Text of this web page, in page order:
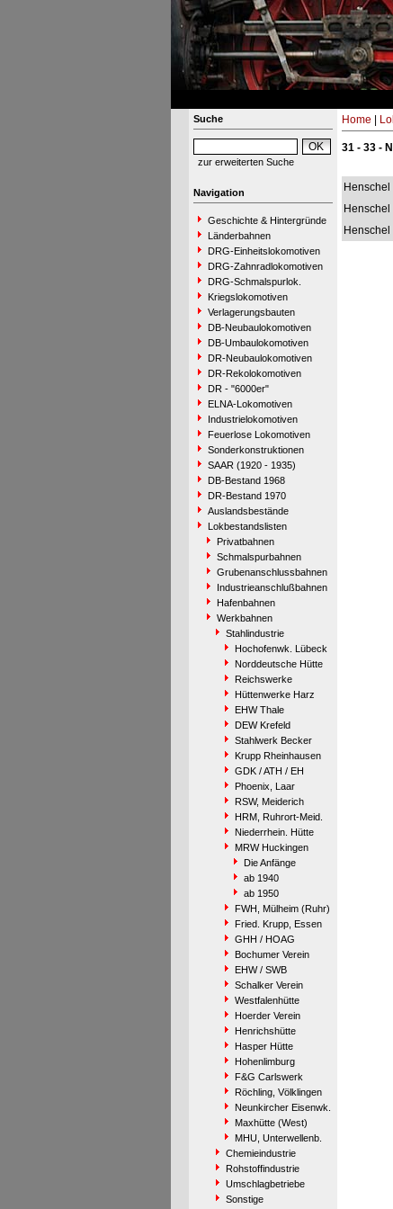
Suche
zur erweiterten Suche
Navigation
Geschichte & Hintergründe
Länderbahnen
DRG-Einheitslokomotiven
DRG-Zahnradlokomotiven
DRG-Schmalspurlok.
Kriegslokomotiven
Verlagerungsbauten
DB-Neubaulokomotiven
DB-Umbaulokomotiven
DR-Neubaulokomotiven
DR-Rekolokomotiven
DR - "6000er"
ELNA-Lokomotiven
Industrielokomotiven
Feuerlose Lokomotiven
Sonderkonstruktionen
SAAR (1920 - 1935)
DB-Bestand 1968
DR-Bestand 1970
Auslandsbestände
Lokbestandslisten
Privatbahnen
Schmalspurbahnen
Grubenanschlussbahnen
Industrieanschlußbahnen
Hafenbahnen
Werkbahnen
Stahlindustrie
Hochofenwk. Lübeck
Norddeutsche Hütte
Reichswerke
Hüttenwerke Harz
EHW Thale
DEW Krefeld
Stahlwerk Becker
Krupp Rheinhausen
GDK / ATH / EH
Phoenix, Laar
RSW, Meiderich
HRM, Ruhrort-Meid.
Niederrhein. Hütte
MRW Huckingen
Die Anfänge
ab 1940
ab 1950
FWH, Mülheim (Ruhr)
Fried. Krupp, Essen
GHH / HOAG
Bochumer Verein
EHW / SWB
Schalker Verein
Westfalenhütte
Hoerder Verein
Henrichshütte
Hasper Hütte
Hohenlimburg
F&G Carlswerk
Röchling, Völklingen
Neunkircher Eisenwk.
Maxhütte (West)
MHU, Unterwellenb.
Chemieindustrie
Rohstoffindustrie
Umschlagbetriebe
Sonstige
Home
31 - 33 -
Henschel
Henschel
Henschel